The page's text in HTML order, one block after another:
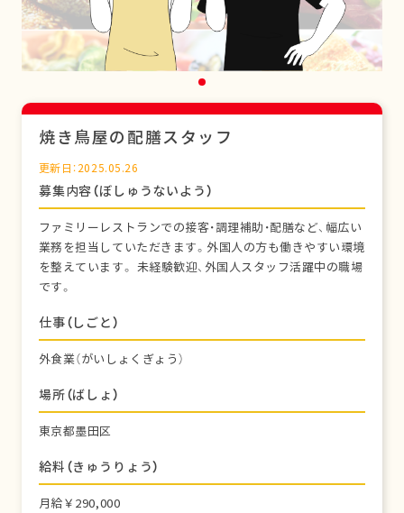
焼き鳥屋の配膳スタッフ
更新日：2025.05.26
募集内容（ぼしゅうないよう）
ファミリーレストランでの接客・調理補助・配膳など、幅広い
業務を担当していただきます。外国人の方も働きやすい環境
を整えています。 未経験歓迎、外国人スタッフ活躍中の職場
です。
仕事（しごと）
外食業（がいしょくぎょう）
場所（ばしょ）
東京都墨田区
給料（きゅうりょう）
月給￥290,000